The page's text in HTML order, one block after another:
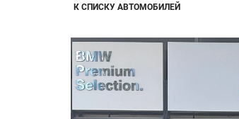
К СПИСКУ АВТОМОБИЛЕЙ